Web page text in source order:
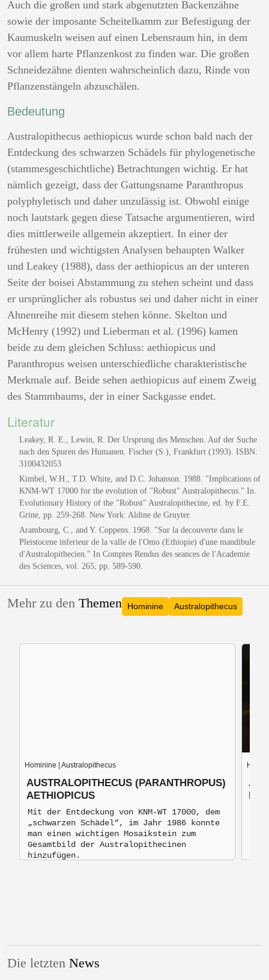
Auch die großen und stark abgenutzten Backenzähne
sowie der imposante Scheitelkamm zur Befestigung der
Kaumuskeln weisen auf einen Lebensraum hin, in dem
vor allem harte Pflanzenkost zu finden war. Die großen
Schneidezähne dienten wahrscheinlich dazu, Rinde von
Pflanzenstängeln abzuschälen.
Bedeutung
Australopithecus aethiopicus wurde schon bald nach der
Entdeckung des schwarzen Schädels für phylogenetische
(stammesgeschichtliche) Betrachtungen wichtig. Er hat
nämlich gezeigt, dass der Gattungsname Paranthropus
polyphyletisch und daher unzulässig ist. Obwohl einige
noch lautstark gegen diese Tatsache argumentieren, wird
dies mittlerweile allgemein akzeptiert. In einer der
frühesten und wichtigsten Analysen behaupten Walker
und Leakey (1988), dass der aethiopicus an der unteren
Seite der boisei Abstammung zu stehen scheint und dass
er ursprünglicher als robustus sei und daher nicht in einer
Ahnenreihe mit diesem stehen könne. Skelton und
McHenry (1992) und Lieberman et al. (1996) kamen
beide zu dem gleichen Schluss: aethiopicus und
Paranthropus weisen unterschiedliche charakteristische
Merkmale auf. Beide sehen aethiopicus auf einem Zweig
des Stammbaums, der in einer Sackgasse endet.
Literatur
Leakey, R. E., Lewin, R. Der Ursprung des Menschen. Auf der Suche
nach den Spuren des Humanen. Fischer (S.), Frankfurt (1993). ISBN:
3100432053
Kimbel, W.H., T.D. White, and D.C. Johanson. 1988. "Implications of
KNM-WT 17000 for the evolution of "Robust" Australopithecus." In.
Evolutionary History of the "Robust" Australopithecine, ed. by F.E.
Grine, pp. 259-268. New York: Aldine de Gruyter.
Arambourg, C., and Y. Coppens. 1968. "Sur la decouverte dans le
Pleistocene inferieur de la valle de l'Omo (Ethiopie) d'une mandibule
d'Australopithecien." In Comptes Rendus des seances de l'Academie
des Sciences, vol. 265, pp. 589-590.
Mehr zu den Themen Hominine Australopithecus
Hominine | Australopithecus
AUSTRALOPITHECUS (PARANTHROPUS)
AETHIOPICUS
Mit der Entdeckung von KNM-WT 17000, dem
„schwarzen Schädel“, im Jahr 1986 konnte
man einen wichtigen Mosaikstein zum
Gesamtbild der Australopithecinen
hinzufügen.
Die letzten News